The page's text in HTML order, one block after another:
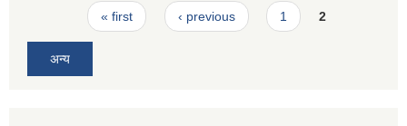
Pages« first ‹ previous 1 2
अन्य